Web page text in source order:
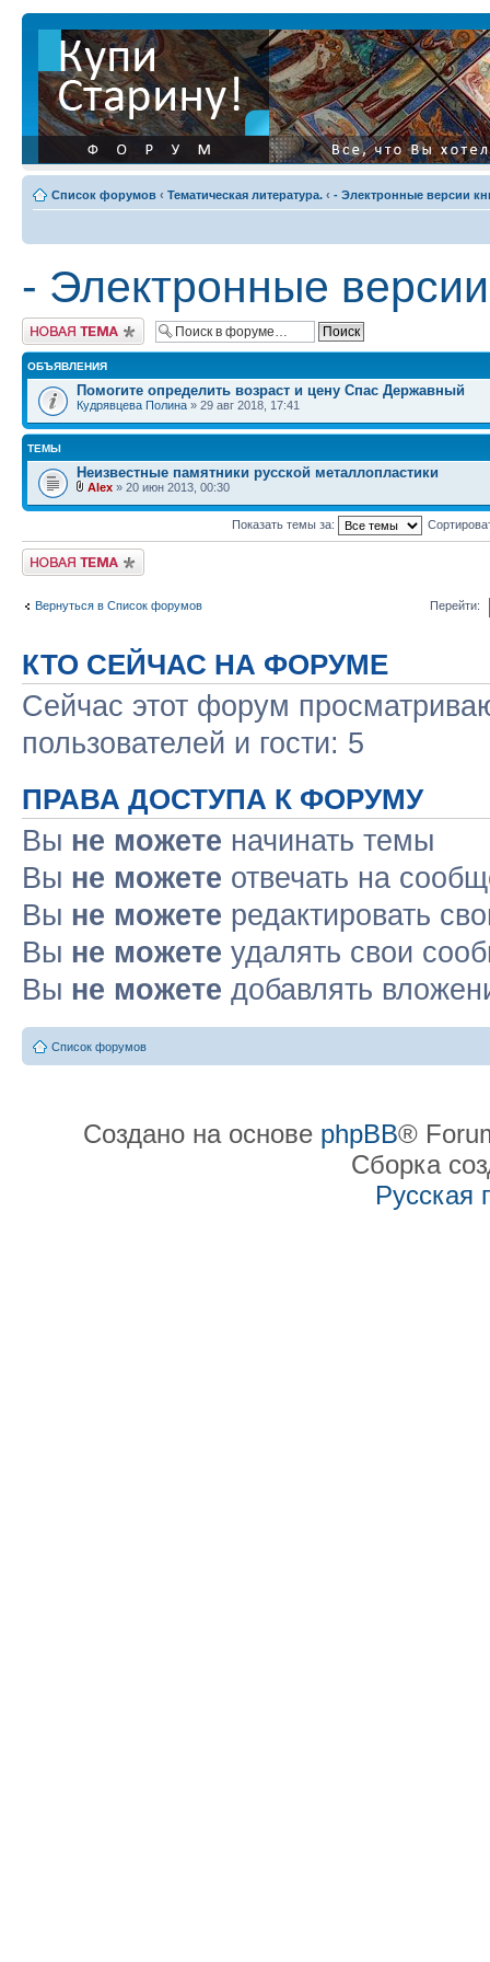
Список форумов ‹ Тематическая литература. ‹ - Электронные версии
- Электронные версии
Начать новую тему
ОБЪЯВЛЕНИЯ
Помогите определить возраст и цену Спас Державный
Кудрявцева Полина » 29 авг 2018, 17:41
ТЕМЫ
Неизвестные памятники русской металлопластики
Alex » 20 июн 2013, 00:30
Показать темы за:
Начать новую тему
Вернуться в Список форумов Перейти:
КТО СЕЙЧАС НА ФОРУМЕ
Сейчас этот форум
пользователей и гости: 5
ПРАВА ДОСТУПА К ФОРУМУ
Вы не можете начинать темы
Вы не можете отвечать на
Вы не можете редактировать
Вы не можете удалять свои
Вы не можете добавлять
Список форумов
Создано на основе phpBB®
Сборка
Русская